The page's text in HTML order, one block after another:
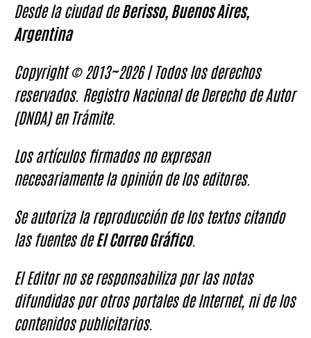
Desde la ciudad deBerisso, Buenos Aires,
Argentina
Copyright © 2013~2026 | Todos los derechos
reservados. Registro Nacional de Derecho de Autor
(DNDA) en Trámite.
Los artículos firmados no expresan
necesariamente la opinión de los editores.
Se autoriza la reproducción de los textos citando
las fuentes deEl Correo Gráfico.
El Editor no se responsabiliza por las notas
difundidas por otros portales de Internet, ni de los
contenidos publicitarios.